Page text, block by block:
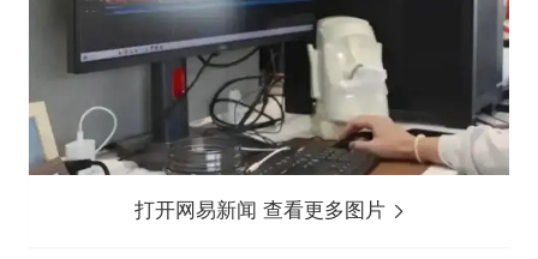
打开网易新闻 查看更多图片